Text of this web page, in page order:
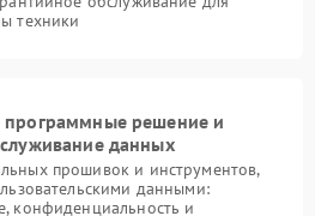
техники
решение и
данных
прошивок и инструментов,
данными:
конфиденциальность и